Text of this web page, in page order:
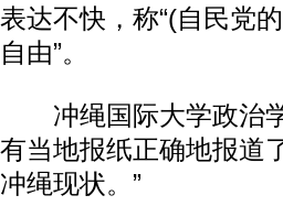
表达不快，称“(自民党
自由”。
冲绳国际大学政治学
有当地报纸正确地报道
冲绳现状。”